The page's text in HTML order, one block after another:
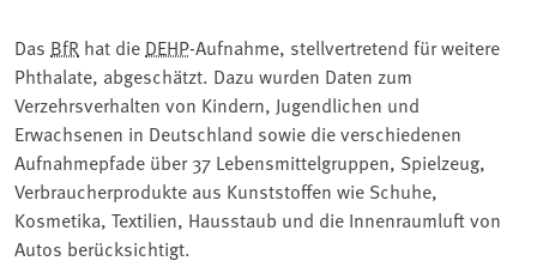
Das BfR hat die DEHP-Aufnahme, stellvertretend für weitere
Phthalate, abgeschätzt. Dazu wurden Daten zum
Verzehrsverhalten von Kindern, Jugendlichen und
Erwachsenen in Deutschland sowie die verschiedenen
Aufnahmepfade über 37 Lebensmittelgruppen, Spielzeug,
Verbraucherprodukte aus Kunststoffen wie Schuhe,
Kosmetika, Textilien, Hausstaub und die Innenraumluft von
Autos berücksichtigt.